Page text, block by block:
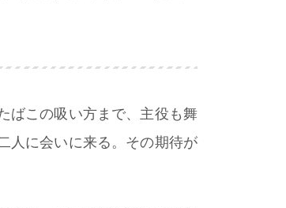
ばこの吸い方まで、主役も舞
人に会いに来る。その期待が